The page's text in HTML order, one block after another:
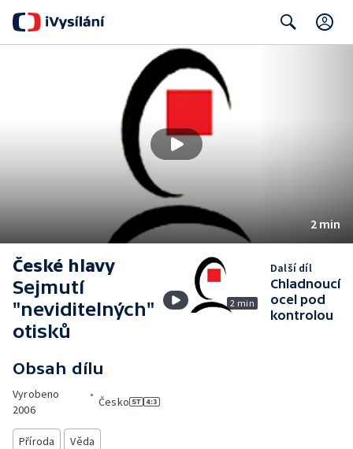
2 min
České hlavy
Sejmutí
"neviditelných"
otisků
Obsah dílu
Vyrobeno
2006
•
Česko
Příroda
Věda
2 min
Další díl
Chladnoucí
ocel pod
kontrolou